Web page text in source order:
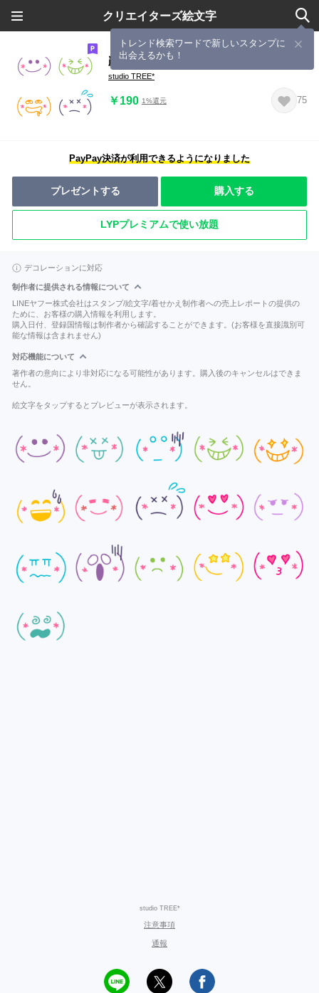
クリエイターズ絵文字
トレンド検索ワードで新しいスタンプに
出会えるかも！
顔文字～カラフルミックス～
studio TREE*
￥190 1%還元 75
PayPay決済が利用できるようになりました
プレゼントする 購入する
LYPプレミアムで使い放題
デコレーションに対応
制作者に提供される情報について
LINEヤフー株式会社はスタンプ/絵文字/着せかえ制作者への売上レポートの提供の
ために、お客様の購入情報を利用します。
購入日付、登録国情報は制作者から確認することができます。(お客様を直接識別可
能な情報は含まれません)
対応機能について
著作者の意向により非対応になる可能性があります。購入後のキャンセルはできま
せん。
絵文字をタップするとプレビューが表示されます。
studio TREE*
注意事項
通報